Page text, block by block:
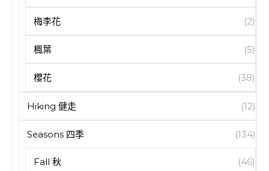
梅李花 (2)
楓葉 (5)
櫻花 (38)
Hiking 健走 (12)
Seasons 四季 (134)
Fall 秋 (46)